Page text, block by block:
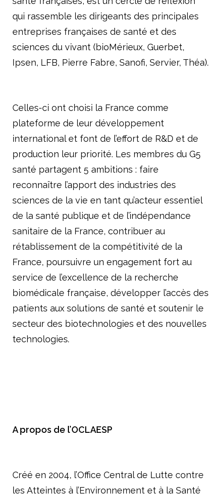
qui rassemble les dirigeants des principales
entreprises françaises de santé et des
sciences du vivant (bioMérieux, Guerbet,
Ipsen, LFB, Pierre Fabre, Sanofi, Servier, Théa).
Celles-ci ont choisi la France comme
plateforme de leur développement
international et font de l’effort de R&D et de
production leur priorité. Les membres du G5
santé partagent 5 ambitions : faire
reconnaître l’apport des industries des
sciences de la vie en tant qu’acteur essentiel
de la santé publique et de l’indépendance
sanitaire de la France, contribuer au
rétablissement de la compétitivité de la
France, poursuivre un engagement fort au
service de l’excellence de la recherche
biomédicale française, développer l’accès des
patients aux solutions de santé et soutenir le
secteur des biotechnologies et des nouvelles
technologies.
A propos de l’OCLAESP
Créé en 2004, l’Office Central de Lutte contre
les Atteintes à l’Environnement et à la Santé